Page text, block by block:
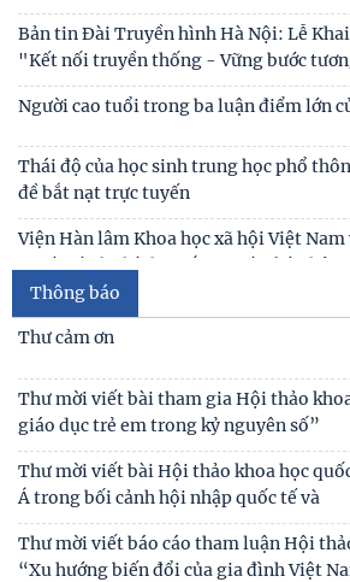
Bản tin Đài Truyền hình Hà Nội: Lễ
"Kết nối truyền thống - Vững bước
Người cao tuổi trong ba luận điểm lớn
Thái độ của học sinh trung học phổ
đề bắt nạt trực tuyến
Viện Hàn lâm Khoa học xã hội Việt
trị và Hành chính quốc gia Lào ký Thỏa
làm việc tại Viện Khoa học Kinh tế và Xã
Lễ ký kết Thỏa thuận hợp tác giữa Viện
hội Việt Nam và Tỉnh ủy Cao Bằng
Khai mạc trưng bày “Kết nối truyền
lai”
Thông báo
Thư cảm ơn
Thư mời viết bài tham gia Hội thảo
giáo dục trẻ em trong kỷ nguyên số”
Thư mời viết bài Hội thảo khoa học
Á trong bối cảnh hội nhập quốc tế và
Thư mời viết báo cáo tham luận Hội
“Xu hướng biến đổi của gia đình Việt